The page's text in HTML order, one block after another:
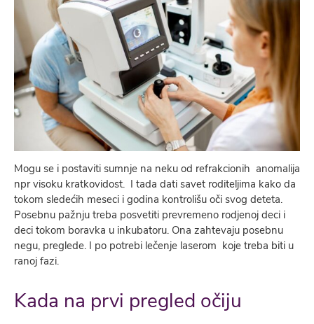
Mogu se i postaviti sumnje na neku od refrakcionih anomalija
npr visoku kratkovidost. I tada dati savet roditeljima kako da
tokom sledećih meseci i godina kontrolišu oči svog deteta.
Posebnu pažnju treba posvetiti prevremeno rodjenoj deci i
deci tokom boravka u inkubatoru. Ona zahtevaju posebnu
negu, preglede. I po potrebi lečenje laserom koje treba biti u
ranoj fazi.
Kada na prvi pregled očiju